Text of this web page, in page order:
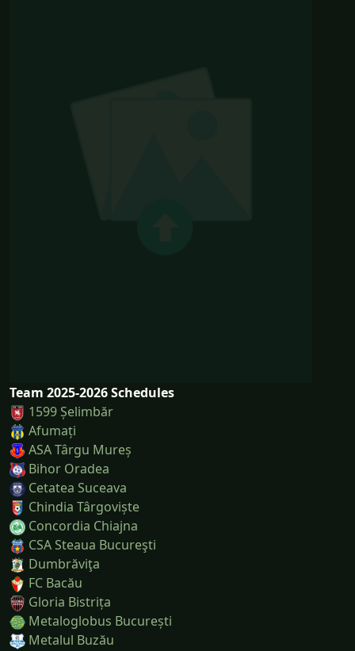
Team 2025-2026 Schedules
1599 Șelimbăr
Afumați
ASA Târgu Mureș
Bihor Oradea
Cetatea Suceava
Chindia Târgoviște
Concordia Chiajna
CSA Steaua Bucureşti
Dumbrăviţa
FC Bacău
Gloria Bistrița
Metaloglobus București
Metalul Buzău